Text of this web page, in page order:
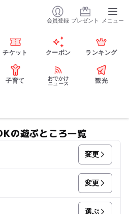
会員登録 プレゼント メニュー
チケット クーポン ランキング
子育て
おでかけ
ニュース
観光
の遊ぶところ一覧
変更
変更
選ぶ